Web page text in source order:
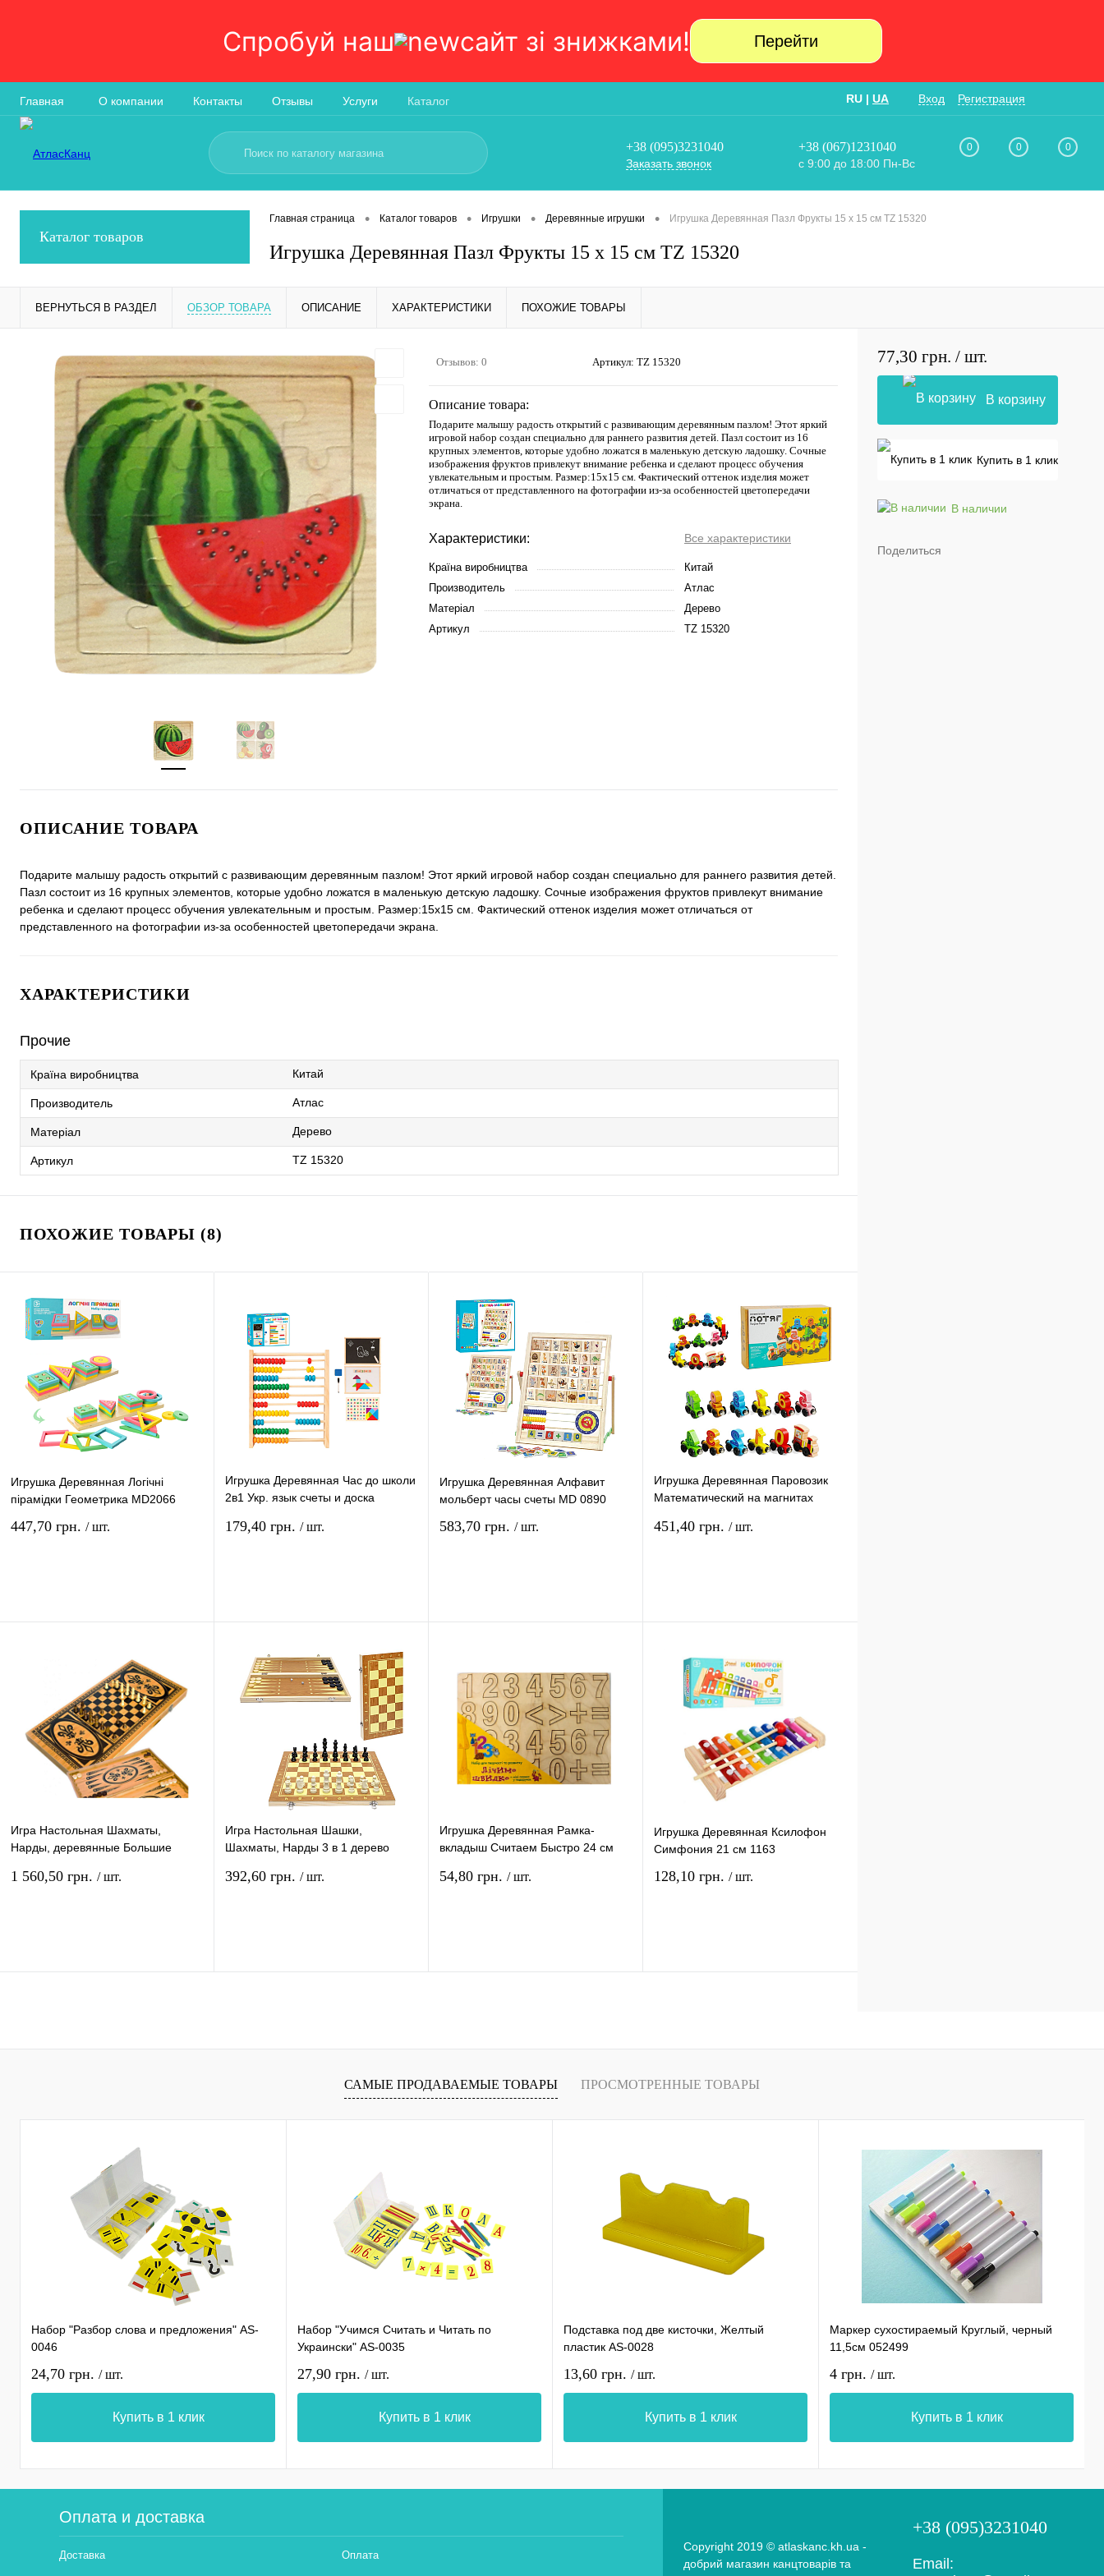
Спробуй наш сайт зi знижками! Перейти
Главная О компании Контакты Отзывы Услуги Каталог RU | UA Вход Регистрация
+38 (095)3231040
Заказать звонок
+38 (067)1231040
с 9:00 до 18:00 Пн-Вс
0 0 0
Каталог товаров
Главная страница • Каталог товаров • Игрушки • Деревянные игрушки • Игрушка Деревянная Пазл Фрукты 15 х 15 см TZ 15320
Игрушка Деревянная Пазл Фрукты 15 х 15 см TZ 15320
ВЕРНУТЬСЯ В РАЗДЕЛ ОБЗОР ТОВАРА ОПИСАНИЕ ХАРАКТЕРИСТИКИ ПОХОЖИЕ ТОВАРЫ
Отзывов: 0 Артикул: TZ 15320
Описание товара:
Подарите малышу радость открытий с развивающим деревянным пазлом! Этот яркий
игровой набор создан специально для раннего развития детей. Пазл состоит из 16
крупных элементов, которые удобно ложатся в маленькую детскую ладошку. Сочные
изображения фруктов привлекут внимание ребенка и сделают процесс обучения
увлекательным и простым. Размер:15х15 см. Фактический оттенок изделия может
отличаться от представленного на фотографии из-за особенностей цветопередачи
экрана.
Характеристики: Все характеристики
Країна виробництва
Китай
Производитель
Атлас
Матеріал
Дерево
Артикул
TZ 15320
ОПИСАНИЕ ТОВАРА
Подарите малышу радость открытий с развивающим деревянным пазлом! Этот яркий игровой набор создан специально для раннего развития детей.
Пазл состоит из 16 крупных элементов, которые удобно ложатся в маленькую детскую ладошку. Сочные изображения фруктов привлекут внимание
ребенка и сделают процесс обучения увлекательным и простым. Размер:15х15 см. Фактический оттенок изделия может отличаться от
представленного на фотографии из-за особенностей цветопередачи экрана.
ХАРАКТЕРИСТИКИ
Прочие
Країна виробництва Китай
Производитель Атлас
Матеріал Дерево
Артикул TZ 15320
ПОХОЖИЕ ТОВАРЫ (8)
Игрушка Деревянная Логічні
пірамідки Геометрика MD2066
447,70 грн. / шт.
наличии
Игрушка Деревянная Час до школи
2в1 Укр. язык счеты и доска
179,40 грн. / шт.
В избранное
В
наличии
Игрушка Деревянная Алфавит
мольберт часы счеты MD 0890
583,70 грн. / шт.
наличии
Игрушка Деревянная Паровозик
Математический на магнитах
451,40 грн. / шт.
В избранное
наличии
Игра Настольная Шахматы,
Нарды, деревянные Большие
1 560,50 грн. / шт.
Игра Настольная Шашки,
Шахматы, Нарды 3 в 1 дерево
392,60 грн. / шт.
Игрушка Деревянная Рамка-
вкладыш Считаем Быстро 24 см
54,80 грн. / шт.
Игрушка Деревянная Ксилофон
Симфония 21 см 1163
128,10 грн. / шт.
77,30 грн. / шт.
В корзину
Купить в 1 клик
В наличии
Поделиться
САМЫЕ ПРОДАВАЕМЫЕ ТОВАРЫ ПРОСМОТРЕННЫЕ ТОВАРЫ
Набор "Разбор слова и предложения" AS-
0046
24,70 грн. / шт.
Купить в 1 клик
Набор "Учимся Считать и Читать по
Украински" AS-0035
27,90 грн. / шт.
Купить в 1 клик
Подставка под две кисточки, Желтый
пластик AS-0028
13,60 грн. / шт.
Купить в 1 клик
Маркер сухостираемый Круглый, черный
11,5см 052499
4 грн. / шт.
Купить в 1 клик
Оплата и доставка
Доставка Оплата
Copyright 2019 © atlaskanc.kh.ua -
добрий магазин канцтоварів та
+38 (095)3231040
Email: